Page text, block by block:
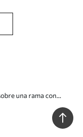
una rama con